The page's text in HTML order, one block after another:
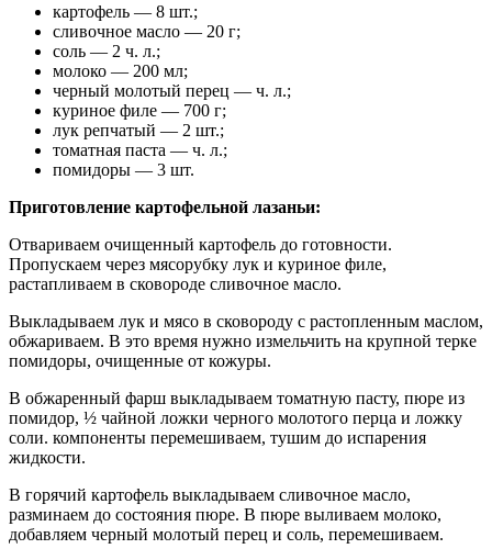
картофель — 8 шт.;
сливочное масло — 20 г;
соль — 2 ч. л.;
молоко — 200 мл;
черный молотый перец — ч. л.;
куриное филе — 700 г;
лук репчатый — 2 шт.;
томатная паста — ч. л.;
помидоры — 3 шт.
Приготовление картофельной лазаньи:
Отвариваем очищенный картофель до готовности.
Пропускаем через мясорубку лук и куриное филе,
растапливаем в сковороде сливочное масло.
Выкладываем лук и мясо в сковороду с растопленным маслом,
обжариваем. В это время нужно измельчить на крупной терке
помидоры, очищенные от кожуры.
В обжаренный фарш выкладываем томатную пасту, пюре из
помидор, ½ чайной ложки черного молотого перца и ложку
соли. компоненты перемешиваем, тушим до испарения
жидкости.
В горячий картофель выкладываем сливочное масло,
разминаем до состояния пюре. В пюре выливаем молоко,
добавляем черный молотый перец и соль, перемешиваем.